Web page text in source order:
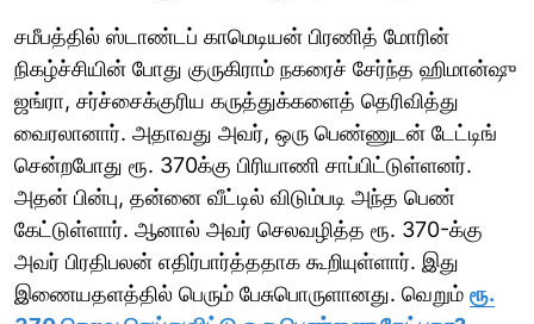
சமீபத்தில் ஸ்டாண்டப் காமெடியன் பிரணித் மோரின்
நிகழ்ச்சியின் போது குருகிராம் நகரைச் சேர்ந்த ஹிமான்ஷு
ஜங்ரா, சர்ச்சைக்குரிய கருத்துக்களைத் தெரிவித்து
வைரலானார். அதாவது அவர், ஒரு பெண்ணுடன் டேட்டிங்
சென்றபோது ரூ. 370க்கு பிரியாணி சாப்பிட்டுள்ளனர்.
அதன் பின்பு, தன்னை வீட்டில் விடும்படி அந்த பெண்
கேட்டுள்ளார். ஆனால் அவர் செலவழித்த ரூ. 370-க்கு
அவர் பிரதிபலன் எதிர்பார்த்ததாக கூறியுள்ளார். இது
இணையதளத்தில் பெரும் பேசுபொருளானது. வெறும் ரூ.